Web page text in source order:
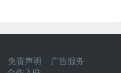
免责声明
广告服务